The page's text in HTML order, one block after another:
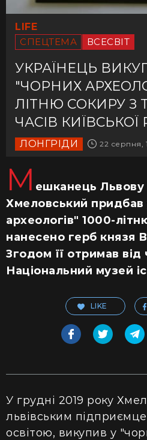
LIFE
СПЕЦТЕМА
ВСЕСВІТ
УКРАЇНЕЦЬ
"ЧОРНИХ
ЛІТНЮ СОКИРУ З
ЧАСІВ КИЇВСЬКОЇ
ЛОНГРІДИ 22 серпня,
М ешканець Львову
Хмеловський придбав
археологів" 1000-
нанесено герб князя
Згодом її отримав від
Національний музей
LIKE
У грудні 2019 року
львівським
освітою, викупив у